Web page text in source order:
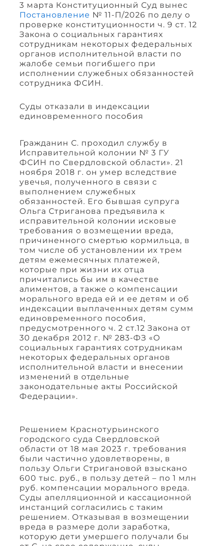
3 марта Конституционный Суд вынес
Постановление № 11-П/2026 по делу о
проверке конституционности ч. 9 ст. 12
Закона о социальных гарантиях
сотрудникам некоторых федеральных
органов исполнительной власти по
жалобе семьи погибшего при
исполнении служебных обязанностей
сотрудника ФСИН.
Суды отказали в индексации
единовременного пособия
Гражданин С. проходил службу в
Исправительной колонии № 3 ГУ
ФСИН по Свердловской области». 21
ноября 2018 г. он умер вследствие
увечья, полученного в связи с
выполнением служебных
обязанностей. Его бывшая супруга
Ольга Стриганова предъявила к
исправительной колонии исковые
требования о возмещении вреда,
причиненного смертью кормильца, в
том числе об установлении их трем
детям ежемесячных платежей,
которые при жизни их отца
причитались бы им в качестве
алиментов, а также о компенсации
морального вреда ей и ее детям и об
индексации выплаченных детям сумм
единовременного пособия,
предусмотренного ч. 2 ст.12 Закона от
30 декабря 2012 г. № 283-ФЗ «О
социальных гарантиях сотрудникам
некоторых федеральных органов
исполнительной власти и внесении
изменений в отдельные
законодательные акты Российской
Федерации».
Решением Краснотурьинского
городского суда Свердловской
области от 18 мая 2023 г. требования
были частично удовлетворены, в
пользу Ольги Стригановой взыскано
600 тыс. руб., в пользу детей – по 1 млн
руб. компенсации морального вреда.
Суды апелляционной и кассационной
инстанций согласились с таким
решением. Отказывая в возмещении
вреда в размере доли заработка,
которую дети умершего получали бы